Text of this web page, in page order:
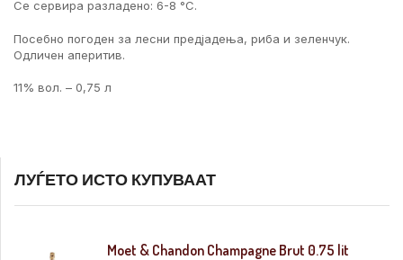
Се сервира разладено: 6-8 °C.
Посебно погоден за лесни предјадења, риба и зеленчук.
Одличен аперитив.
11% вол. – 0,75 л
ЛУЃЕТО ИСТО КУПУВААТ
Moet & Chandon Champagne Brut 0.75 lit